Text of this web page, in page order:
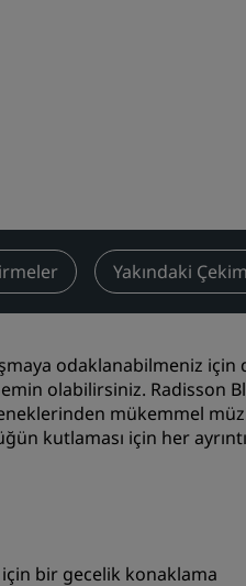
İş amaçlı
Şehir
Radisson
Avantajlar
Yakındaki
odaklanabilmeniz
olabilirsiniz. Radisson
mükemmel
kutlaması için her
bir gecelik konaklama